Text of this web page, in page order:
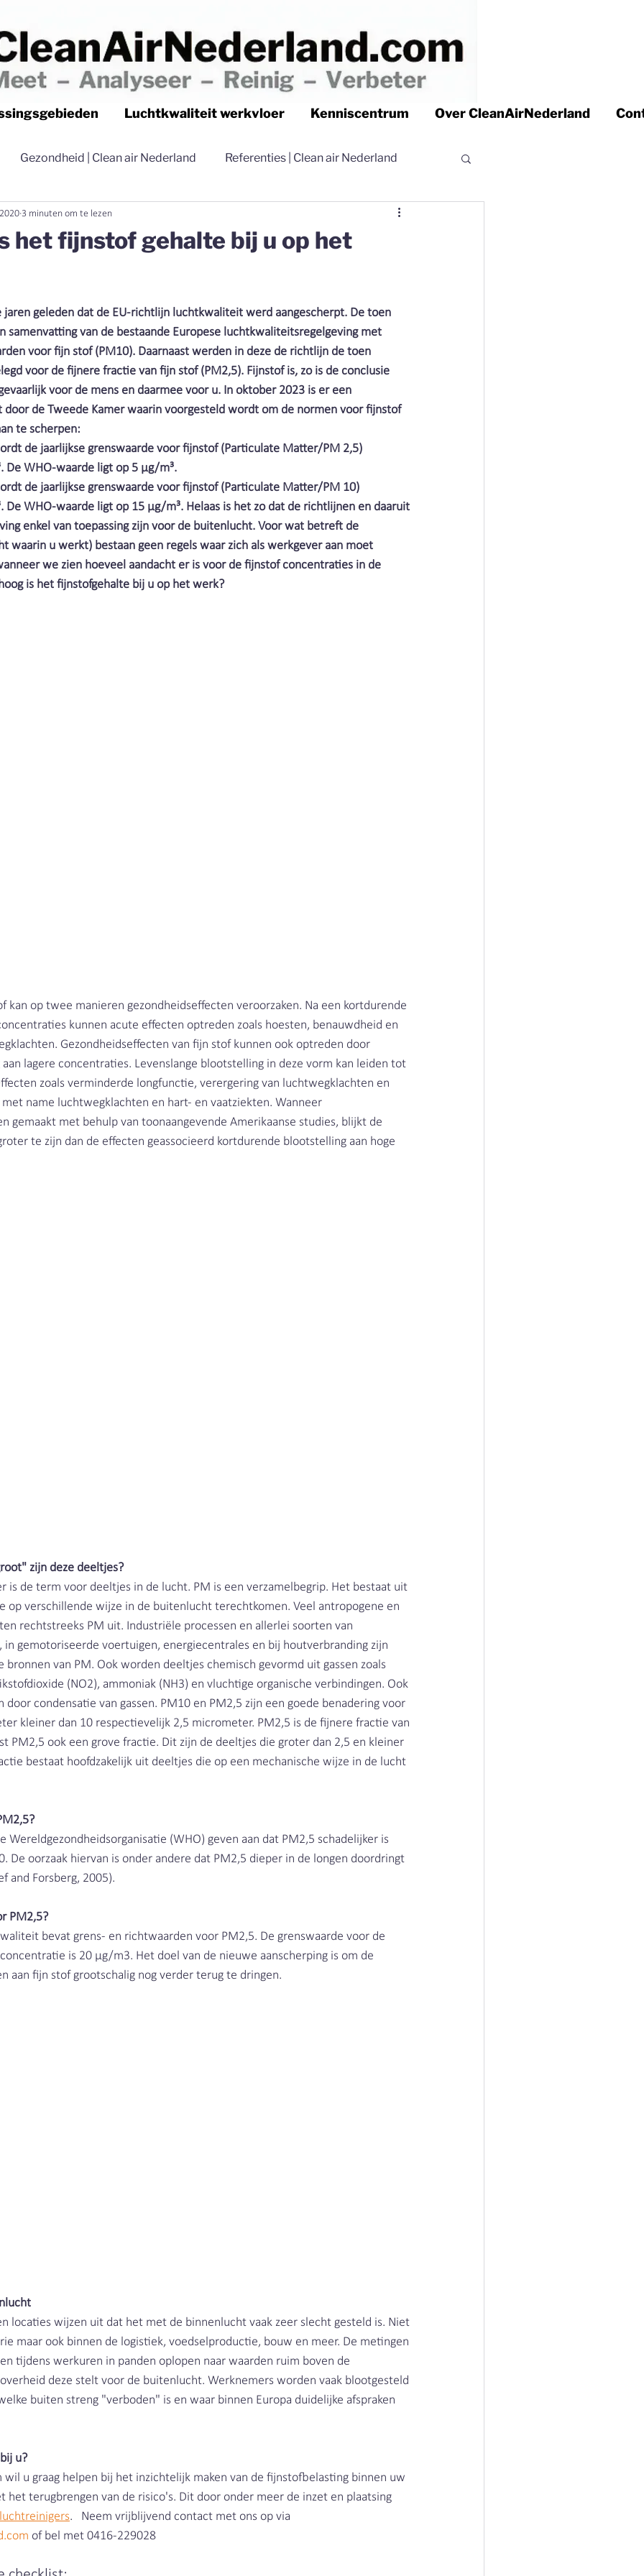
Luchtkwaliteit werkvloer Kenniscentrum Over CleanAirNederland
Gezondheid | Clean air Nederland Referenties | Clean air Nederland
Luchtfilteren | Clean air Nederland
Stofbindende zeep Industrie | Clean Air Nederland
lasrook | Clean Air Nederland Slijpstof | Clean Air Nederland
Bacteriën | Clean Air Nederland Personeel | Clean Air Nederland
Beschermen | Clean air Nederland Geur | Clean Air Nederland
Wasserij | Clean Air Nederland Covid19 | Clean Air Nederland
het fijnstof gehalte bij u op het
3 minuten om te lezen
jaren geleden dat de EU-richtlijn luchtkwaliteit werd aangescherpt. De toen
samenvatting van de bestaande Europese luchtkwaliteitsregelgeving met
voor fijn stof (PM10). Daarnaast werden in deze de richtlijn de toen
voor de fijnere fractie van fijn stof (PM2,5). Fijnstof is, zo is de conclusie
voor de mens en daarmee voor u. In oktober 2023 is er een
de Tweede Kamer waarin voorgesteld wordt om de normen voor fijnstof
te scherpen:
de jaarlijkse grenswaarde voor fijnstof (Particulate Matter/PM 2,5)
De WHO-waarde ligt op 5 μg/m³.
de jaarlijkse grenswaarde voor fijnstof (Particulate Matter/PM 10)
De WHO-waarde ligt op 15 μg/m³. Helaas is het zo dat de richtlijnen en daaruit
enkel van toepassing zijn voor de buitenlucht. Voor wat betreft de
waarin u werkt) bestaan geen regels waar zich als werkgever aan moet
we zien hoeveel aandacht er is voor de fijnstof concentraties in de
is het fijnstofgehalte bij u op het werk?
kan op twee manieren gezondheidseffecten veroorzaken. Na een kortdurende
kunnen acute effecten optreden zoals hoesten, benauwdheid en
Gezondheidseffecten van fijn stof kunnen ook optreden door
lagere concentraties. Levenslange blootstelling in deze vorm kan leiden tot
zoals verminderde longfunctie, verergering van luchtwegklachten en
name luchtwegklachten en hart- en vaatziekten. Wanneer
gemaakt met behulp van toonaangevende Amerikaanse studies, blijkt de
te zijn dan de effecten geassocieerd kortdurende blootstelling aan hoge
zijn deze deeltjes?
is de term voor deeltjes in de lucht. PM is een verzamelbegrip. Het bestaat uit
op verschillende wijze in de buitenlucht terechtkomen. Veel antropogene en
rechtstreeks PM uit. Industriële processen en allerlei soorten van
in gemotoriseerde voertuigen, energiecentrales en bij houtverbranding zijn
bronnen van PM. Ook worden deeltjes chemisch gevormd uit gassen zoals
(NO2), ammoniak (NH3) en vluchtige organische verbindingen. Ook
door condensatie van gassen. PM10 en PM2,5 zijn een goede benadering voor
kleiner dan 10 respectievelijk 2,5 micrometer. PM2,5 is de fijnere fractie van
PM2,5 ook een grove fractie. Dit zijn de deeltjes die groter dan 2,5 en kleiner
bestaat hoofdzakelijk uit deeltjes die op een mechanische wijze in de lucht
Wereldgezondheidsorganisatie (WHO) geven aan dat PM2,5 schadelijker is
De oorzaak hiervan is onder andere dat PM2,5 dieper in de longen doordringt
and Forsberg, 2005).
PM2,5?
bevat grens- en richtwaarden voor PM2,5. De grenswaarde voor de
is 20 µg/m3. Het doel van de nieuwe aanscherping is om de
aan fijn stof grootschalig nog verder terug te dringen.
locaties wijzen uit dat het met de binnenlucht vaak zeer slecht gesteld is. Niet
maar ook binnen de logistiek, voedselproductie, bouw en meer. De metingen
tijdens werkuren in panden oplopen naar waarden ruim boven de
deze stelt voor de buitenlucht. Werknemers worden vaak blootgesteld
buiten streng "verboden" is en waar binnen Europa duidelijke afspraken
u?
wil u graag helpen bij het inzichtelijk maken van de fijnstofbelasting binnen uw
het terugbrengen van de risico's. Dit door onder meer de inzet en plaatsing
.   Neem vrijblijvend contact met ons op via
of bel met 0416-229028